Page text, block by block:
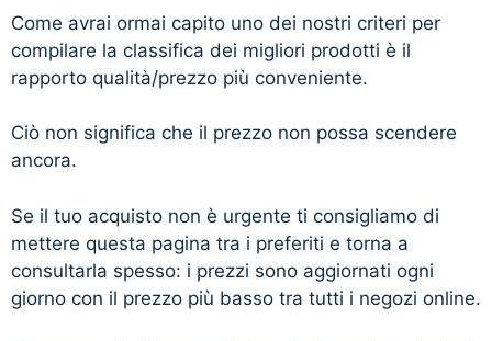
Come avrai ormai capito uno dei nostri criteri per
compilare la classifica dei migliori prodotti è il
rapporto qualità/prezzo più conveniente.
Ciò non significa che il prezzo non possa scendere
ancora.
Se il tuo acquisto non è urgente ti consigliamo di
mettere questa pagina tra i preferiti e torna a
consultarla spesso: i prezzi sono aggiornati ogni
giorno con il prezzo più basso tra tutti i negozi online.